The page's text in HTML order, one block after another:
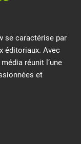
se caractérise par
éditoriaux. Avec
réunit l’une
et